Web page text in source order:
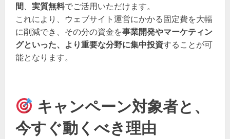
間、 実質無料でご活用いただけます。
これにより、ウェブサイト運営にかかる固定費を大幅
に削減でき、その分の資金を事業開発やマーケティン
グといった、より重要な分野に集中投資することが可
能となります。
キャンペーン対象者と、
今すぐ動くべき理由